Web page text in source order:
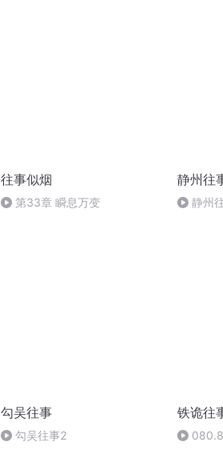
往事似烟
第33章 瞬息万变
静州往
静州
勾吴往事
勾吴往事2
铁诡往